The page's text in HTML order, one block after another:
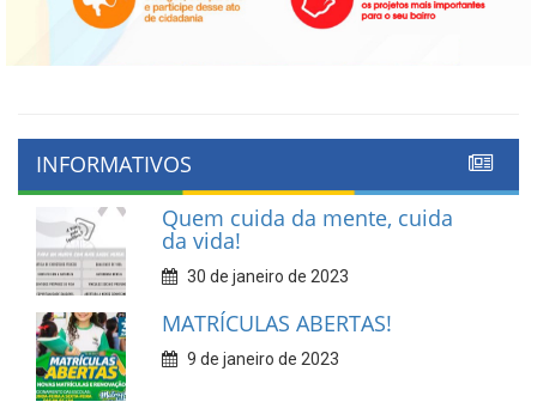
INFORMATIVOS
Quem cuida da mente, cuida
da vida!
30 de janeiro de 2023
MATRÍCULAS ABERTAS!
9 de janeiro de 2023